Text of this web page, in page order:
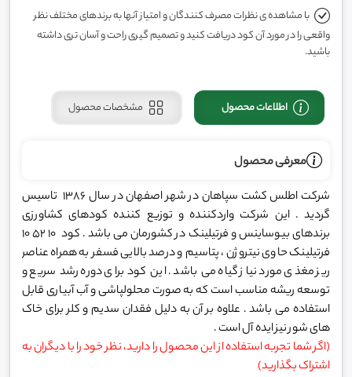
با مشاهده ی نظرات مصرف کنندگان و امتیاز آنها به برندهای مختلف نظر
واقعی را در مورد آن کود دریافت کنید و تصمیم گیری راحت و آسان تری داشته
باشید.
اطلاعات محصول مشخصات محصول
معرفی محصول
شرکت اطلس کشت سپاهان در شهر اصفهان در سال 1386 تاسیس
گردید . این شرکت واردکننده و توزیع کننده کودهای کشاورزی
برندهای بیوساینس و فرتیلینک در کشورمان می باشد . کود 10 52 10
فرتیلینک حاوی نیتروژن ، پتاسیم و درصد بالایی فسفر به همراه عناصر
ریز مغذی مورد نیاز گیاه می باشد . این کود برای دوره رشد سریع و
توسعه ریشه مناسب است که به صورت محلولپاشی و آب آبیاری قابل
استفاده می باشد . علاوه بر آن به دلیل فقدان سدیم و کلر برای خاک
های شور نیز ایده آل است .
(اگر شما تجربه استفاده از این محصول را دارید، نظر خود را با دیگران به
اشتراک بگذارید)